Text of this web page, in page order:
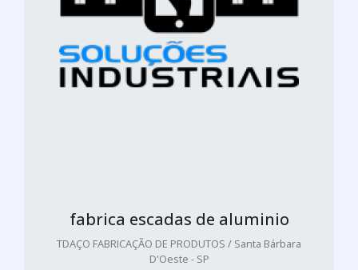
fabrica escadas de aluminio
TDAÇO FABRICAÇÃO DE PRODUTOS / Santa Bárbara
D'Oeste - SP